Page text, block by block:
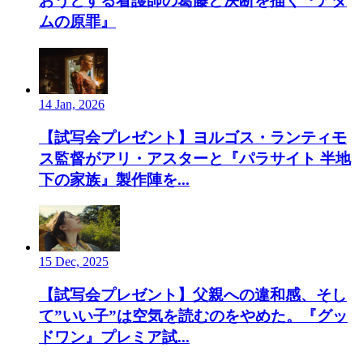
ムの原罪』
14 Jan, 2026
【試写会プレゼント】ヨルゴス・ランティモ
ス監督がアリ・アスターと『パラサイト 半地
下の家族』製作陣を...
15 Dec, 2025
【試写会プレゼント】父親への違和感、そし
て”いい子”は空気を読むのをやめた。『グッ
ドワン』プレミア試...